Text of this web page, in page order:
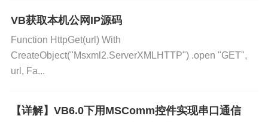
VB获取本机公网IP源码
Function HttpGet(url) With
CreateObject("Msxml2.ServerXMLHTTP") .open "GET",
url, Fa...
【详解】VB6.0下用MSComm控件实现串口通信